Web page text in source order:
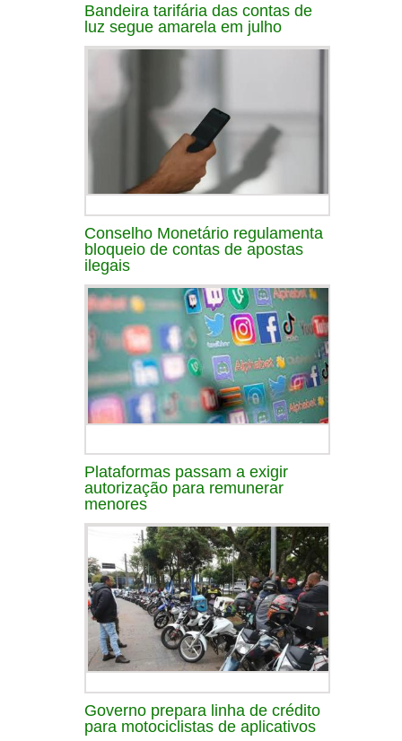
Bandeira tarifária das contas de
luz segue amarela em julho
Conselho Monetário regulamenta
bloqueio de contas de apostas
ilegais
Plataformas passam a exigir
autorização para remunerar
menores
Governo prepara linha de crédito
para motociclistas de aplicativos